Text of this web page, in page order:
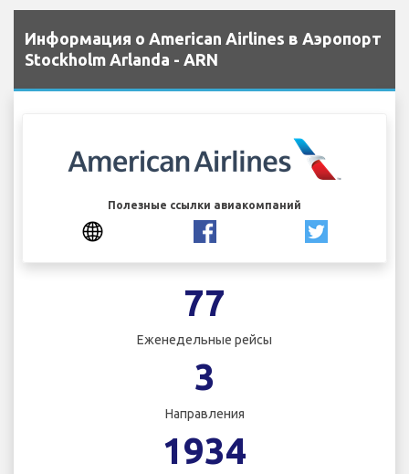
Информация о American Airlines в Аэропорт
Stockholm Arlanda - ARN
Полезные ссылки авиакомпаний
77
Еженедельные рейсы
3
Направления
1934